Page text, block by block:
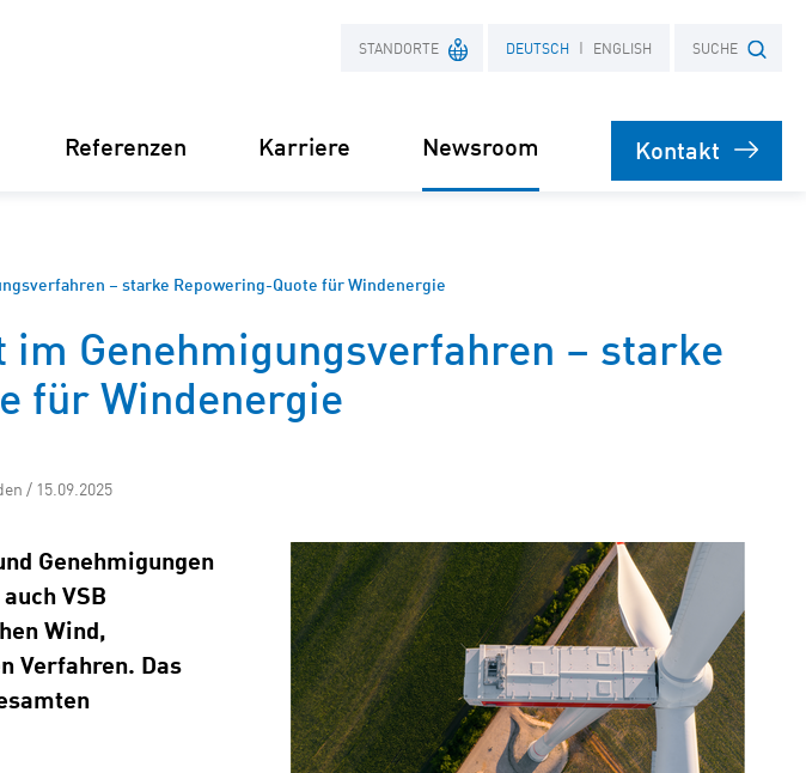
STANDORTE
Frankreich
DEUTSCH ENGLISH SUCHE
Erneuerbare
Stromversorgung
für Unternehmen
E-Mobility Lösungen
Referenzen Karriere Newsroom Kontakt
– starke Repowering-Quote für Windenergie
im Genehmigungsverfahren – starke
für Windenergie
/ 15.09.2025
Genehmigungen
VSB
Wind,
Verfahren. Das